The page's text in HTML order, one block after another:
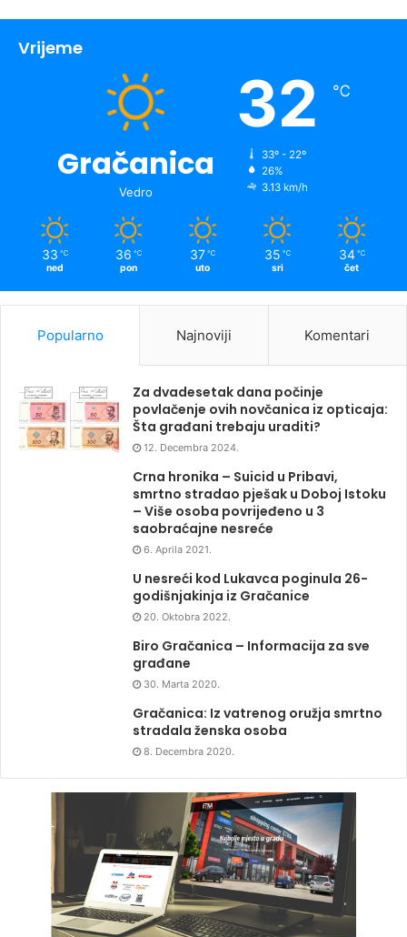
Vrijeme
Gračanica
Vedro
32 ℃
33º - 22º
26%
3.13 km/h
33 ℃
ned
36 ℃
pon
37 ℃
uto
35 ℃
sri
34 ℃
čet
Popularno Najnoviji Komentari
Za dvadesetak dana počinje
povlačenje ovih novčanica iz opticaja:
Šta građani trebaju uraditi?
12. Decembra 2024.
Crna hronika – Suicid u Pribavi,
smrtno stradao pješak u Doboj Istoku
– Više osoba povrijeđeno u 3
saobraćajne nesreće
6. Aprila 2021.
U nesreći kod Lukavca poginula 26-
godišnjakinja iz Gračanice
20. Oktobra 2022.
Biro Gračanica – Informacija za sve
građane
30. Marta 2020.
Gračanica: Iz vatrenog oružja smrtno
stradala ženska osoba
8. Decembra 2020.